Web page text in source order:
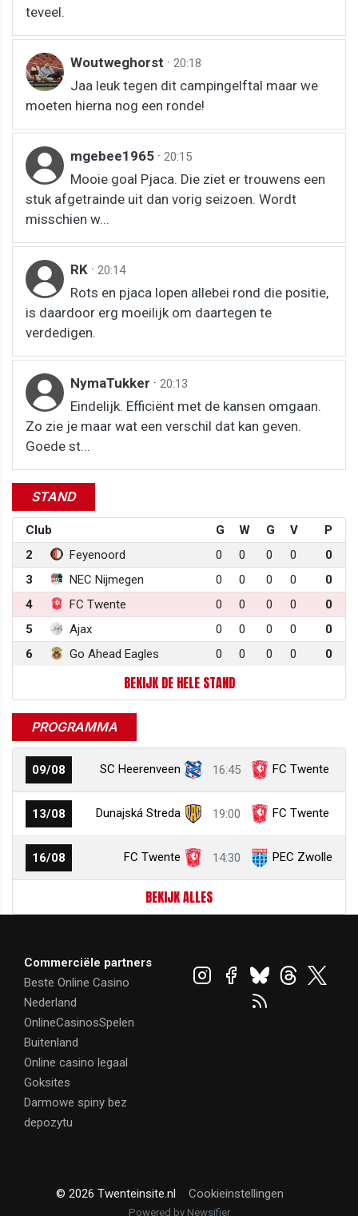
teveel.
Woutweghorst · 20:18
Jaa leuk tegen dit campingelftal maar we
moeten hierna nog een ronde!
mgebee1965 · 20:15
Mooie goal Pjaca. Die ziet er trouwens een
stuk afgetrainde uit dan vorig seizoen. Wordt
misschien w...
RK · 20:14
Rots en pjaca lopen allebei rond die positie,
is daardoor erg moeilijk om daartegen te
verdedigen.
NymaTukker · 20:13
Eindelijk. Efficiënt met de kansen omgaan.
Zo zie je maar wat een verschil dat kan geven.
Goede st...
STAND
Club G W G V
P
2
Feyenoord 0 0 0 0
0
3
NEC Nijmegen 0 0 0 0
0
4
FC Twente 0 0 0 0
0
5
Ajax 0 0 0 0
0
6
Go Ahead Eagles 0 0 0 0 0
BEKIJK DE HELE STAND
PROGRAMMA
09/08 SC Heerenveen 16:45 FC Twente
13/08 Dunajská Streda 19:00 FC Twente
16/08 FC Twente 14:30 PEC Zwolle
BEKIJK ALLES
Commerciële partners
Beste Online Casino
Nederland
OnlineCasinosSpelen
Buitenland
Online casino legaal
Goksites
Darmowe spiny bez
depozytu
© 2026 Twenteinsite.nl Cookieinstellingen
Powered by Newsifier